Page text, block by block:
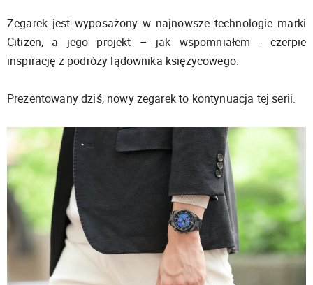
Zegarek jest wyposażony w najnowsze technologie marki
Citizen, a jego projekt – jak wspomniałem - czerpie
inspirację z podróży lądownika księżycowego.
Prezentowany dziś, nowy zegarek to kontynuacja tej serii.